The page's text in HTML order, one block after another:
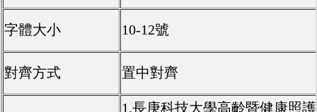
字體大小 10-12號
對齊方式 置中對齊
1.長庚科技大學高齡暨健康照